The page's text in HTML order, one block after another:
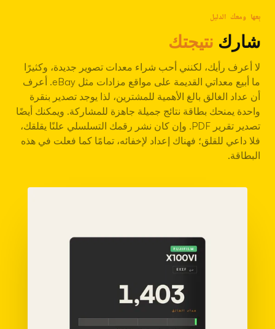
بِعها ومعك الدليل
شاركنتيجتك
لا أعرف رأيك، لكنني أحب شراء معدات تصوير جديدة، وكثيرًا
ما أبيع معداتي القديمة على مواقع مزادات مثل eBay. أعرف
أن عداد الغالق بالغ الأهمية للمشترين، لذا يوجد تصدير بنقرة
واحدة يمنحك بطاقة نتائج جميلة جاهزة للمشاركة. ويمكنك أيضًا
تصدير تقرير PDF. وإن كان نشر رقمك التسلسلي علنًا يقلقك،
فلا داعي للقلق؛ فهناك إعداد لإخفائه، تمامًا كما فعلت في هذه
البطاقة.